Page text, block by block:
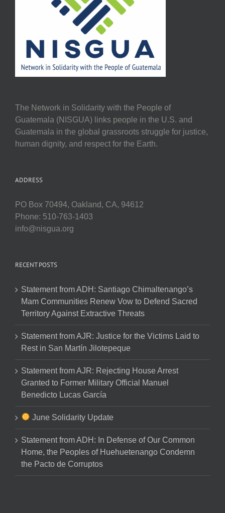
The Network in Solidarity with the People of
Guatemala (NISGUA) links people in the U.S. and
Guatemala in the global grassroots struggle for justice,
human dignity, and respect for the Earth.
ADDRESS
PO Box 70494, Oakland, CA, 94612
Phone: 510-763-1403
info@nisgua.org
RECENT POSTS
Statement from ADH: Santiago Chimaltenango’s
Mam Communities Renew Vow to Defend Sacred
Territory Against Extractive Threats
Statement from AJR: Justice for the Victims Laid to
Rest in San Martín Jilotepeque
Statement from AJR: Rejecting House Arrest
Granted to Former Military Official Manuel
Benedicto Lucas García
June Solidarity Update
Statement from ADH: In Defense of Our Common
Home, the Peoples of Huehuetenango Condemn
the Pacto de Corruptos